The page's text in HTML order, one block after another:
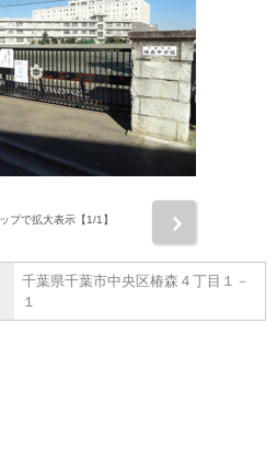
プで拡大表示【1/1】
千葉県千葉市中央区椿森４丁目１－
１